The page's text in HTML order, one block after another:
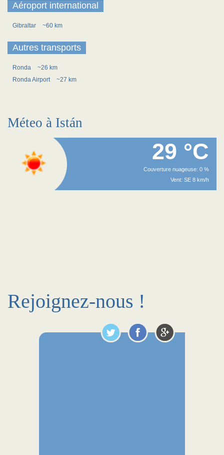
Aéroport international
Gibraltar ~60 km
Autres transports
Ronda
~26 km
Ronda Airport
~27 km
Méteo à Istán
29 °C
Couverture nuageuse: 0 %
Vent: SE 8 km/h
Rejoignez-nous !